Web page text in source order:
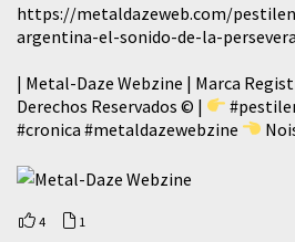
https://metaldazeweb.com/
argentina-el-sonido-de-la-
| Metal-Daze Webzine | Marca
Derechos Reservados © |
#cronica #metaldazewebzine
4 1